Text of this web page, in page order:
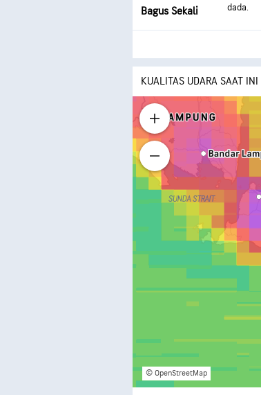
Bagus Sekali
dada.
KUALITAS UDARA SAAT
© OpenStreetMap